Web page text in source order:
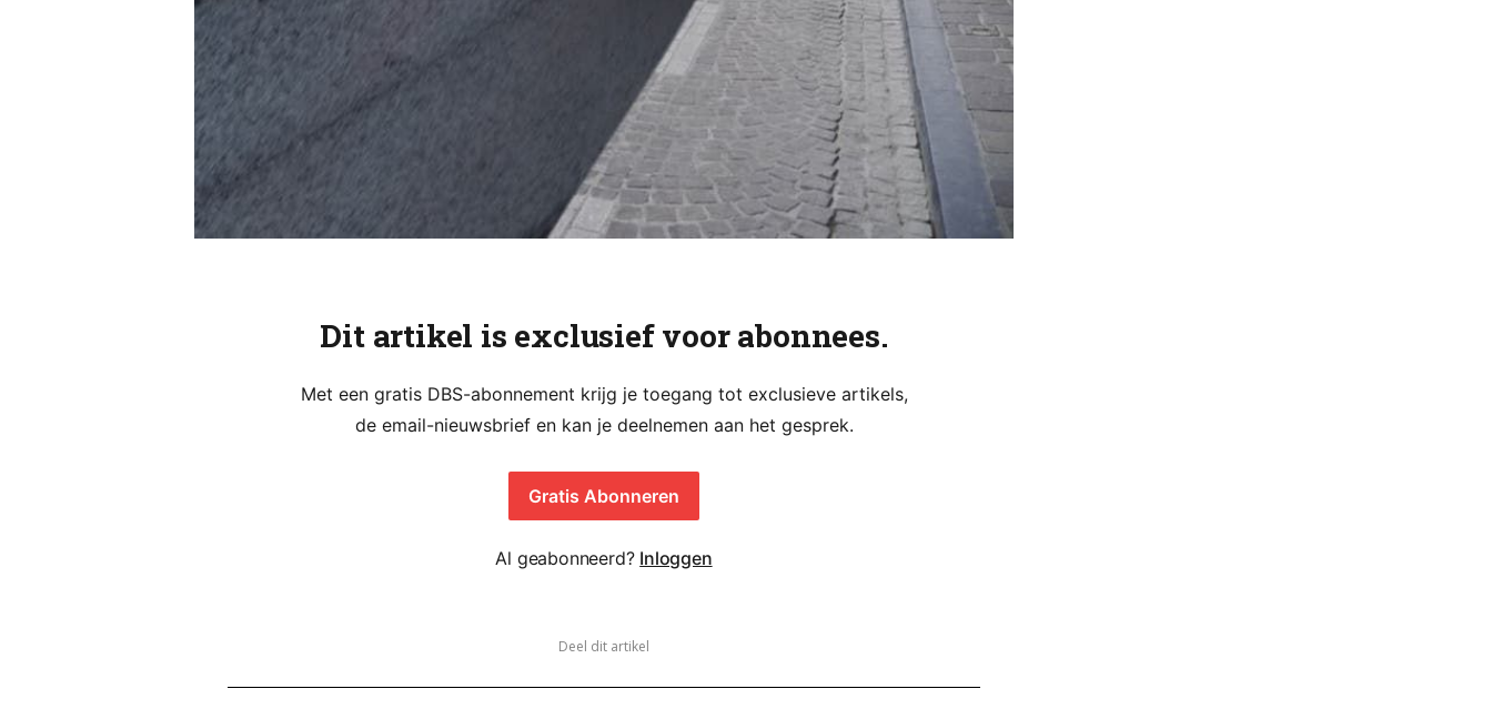
Dit artikel is exclusief voor abonnees.
Met een gratis DBS-abonnement krijg je toegang tot exclusieve artikels,
de email-nieuwsbrief en kan je deelnemen aan het gesprek.
Gratis Abonneren
Al geabonneerd? Inloggen
Deel dit artikel